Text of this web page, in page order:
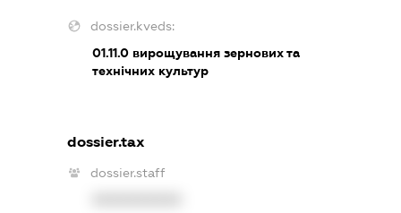
dossier.kveds:
01.11.0 вирощування зернових та
технічних культур
dossier.tax
dossier.staff